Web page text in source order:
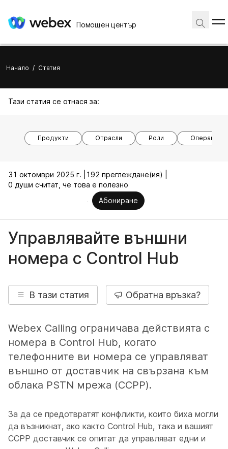
Помощен център
Начало / Статия
Тази статия се отнася за:
Продукти Отрасли Роли
31 октомври 2025 г. |
192 преглеждане(ия) |
0 души считат, че това е полезно
Абониране
Управлявайте външни
номера с Control Hub
В тази статия Обратна връзка?
Webex Calling ограничава действията с
номера в Control Hub, когато
телефонните ви номера се управляват
външно от доставчик на свързана към
облака PSTN мрежа (CCPP).
За да се предотвратят конфликти, които биха могли
да възникнат, ако както Control Hub, така и вашият
CCPP доставчик се опитат да управляват едни и